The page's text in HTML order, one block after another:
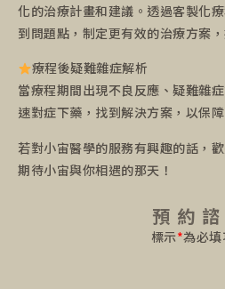
化的治療計畫和建議。透過客製化
到問題點，制定更有效的治療方案
療程後疑難雜症解析
當療程期間出現不良反應、疑難雜
速對症下藥，找到解決方案，以保
若對小宙醫學的服務有興趣的話，
期待小宙與你相遇的那天！
預 約
標示*為必填